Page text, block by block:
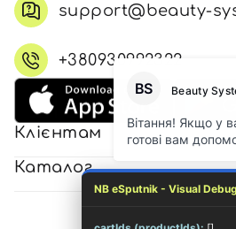
support@beauty-
+380930992322
Клієнтам
Каталог
NB eSputnik - Visual